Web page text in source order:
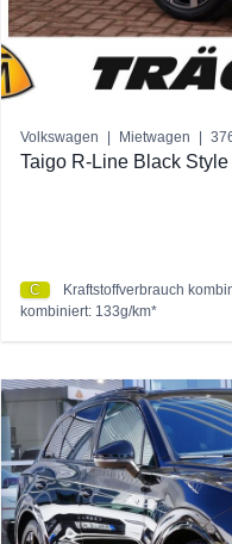
Volkswagen Mietwagen
Taigo R-Line Black
C
Kraftstoffverbrauch
kombiniert: 133g/km*